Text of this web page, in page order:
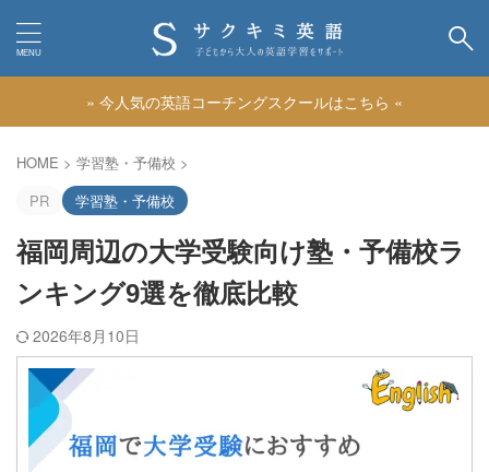
» 今人気の英語コーチングスクールはこちら «
HOME > 学習塾・予備校 >
PR
学習塾・予備校
福岡周辺の大学受験向け塾・予備校ラ
ンキング9選を徹底比較
2026年8月10日